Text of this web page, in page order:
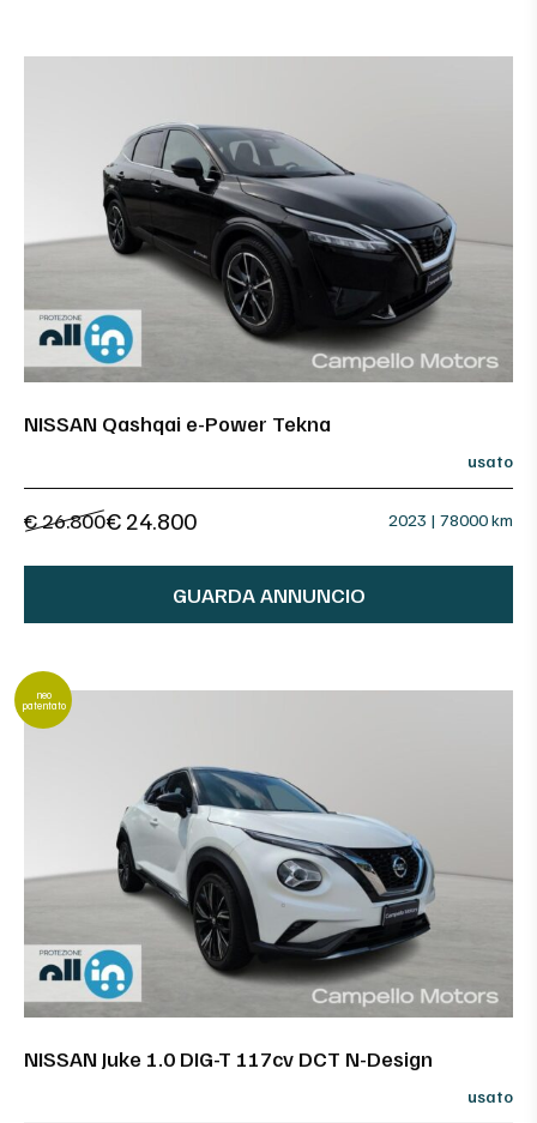
NISSAN Qashqai e-Power Tekna
usato
€ 26.800€ 24.800 2023 | 78000 km
GUARDA ANNUNCIO
NISSAN Juke 1.0 DIG-T 117cv DCT N-Design
usato
neo
patentato